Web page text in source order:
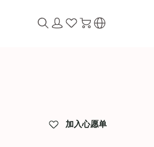
加入心愿单